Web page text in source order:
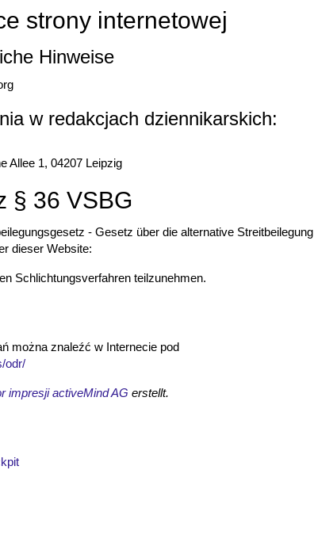
strony internetowej
Hinweise
w redakcjach dziennikarskich:
Allee 1, 04207 Leipzig
§ 36 VSBG
- Gesetz über die alternative Streitbeilegung
dieser Website:
Schlichtungsverfahren teilzunehmen.
można znaleźć w Internecie pod
odr/
impresji activeMind AG erstellt.